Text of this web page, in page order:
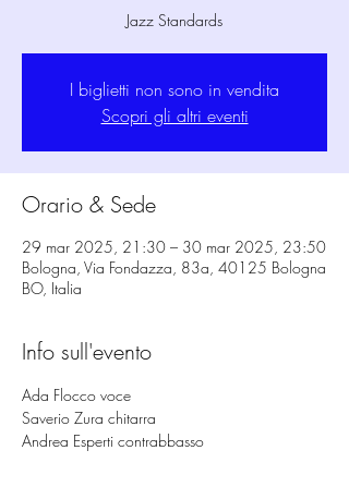
Jazz Standards
I biglietti non sono in vendita
Scopri gli altri eventi
Orario & Sede
29 mar 2025, 21:30 – 30 mar 2025, 23:50
Bologna, Via Fondazza, 83a, 40125 Bologna
BO, Italia
Info sull'evento
Ada Flocco voce
Saverio Zura chitarra
Andrea Esperti contrabbasso